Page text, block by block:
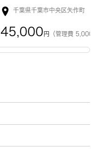
千葉県千葉市中央区矢作町
45,000 円 （管理費 5,000